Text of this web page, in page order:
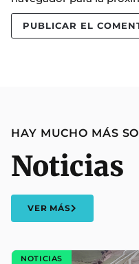
HAY MUCHO MÁS
Noticias
VER MÁS
NOTICIAS